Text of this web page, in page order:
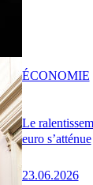
Le
euro s’atténue
23.06.2026
ÉCONOMIE